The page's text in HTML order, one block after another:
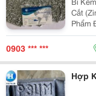
Cắt
Phẩm
Ty
Loại
0903 *** ***
Hợp